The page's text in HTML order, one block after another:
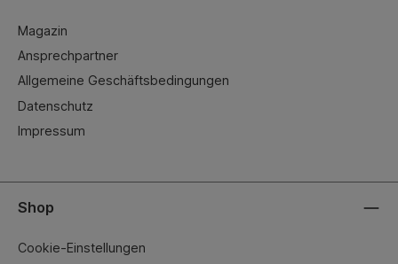
Magazin
Ansprechpartner
Allgemeine Geschäftsbedingungen
Datenschutz
Impressum
Shop
Cookie-Einstellungen